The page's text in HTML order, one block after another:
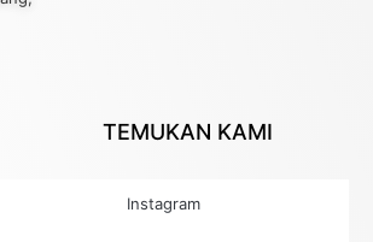
TEMUKAN KAMI
Instagram